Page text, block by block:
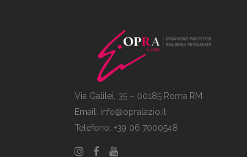
Via Galilei, 35 – 00185 Roma RM
Email: info@opralazio.it
Telefono: +39 06 7000548